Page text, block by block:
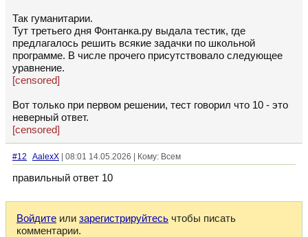
Так гуманитарии.
Тут третьего дня Фонтанка.ру выдала тестик, где
предлагалось решить всякие задачки по школьной
программе. В числе прочего присутствовало следующее
уравнение.
[censored]
Вот только при первом решении, тест говорил что 10 - это
неверный ответ.
[censored]
#12 AalexX | 08:01 14.05.2026 | Кому: Всем
правильный ответ 10
Войдите или зарегистрируйтесь чтобы писать
комментарии.